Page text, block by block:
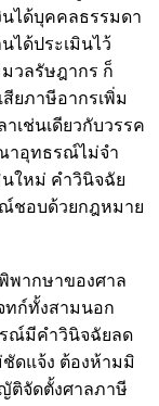
นได้บุคคลธรรมดา
ได้ประเมินไว้
วลรัษฎากร ก็
ยภาษีอากรเพิ่ม
เช่นเดียวกับวรรค
าอุทธรณ์ไม่จำ
นใหม่ คำวินิจฉัย
ชอบด้วยกฎหมาย
พากษาของศาล
ทก์ทั้งสามนอก
ณ์มีคำวินิจฉัยลด
ดแจ้ง ต้องห้ามมิ
ติจัดตั้งศาลภาษี